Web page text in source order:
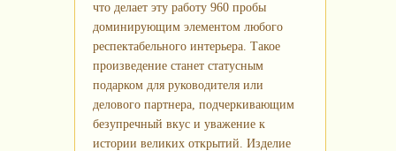
что делает эту работу 960 пробы
доминирующим элементом любого
респектабельного интерьера. Такое
произведение станет статусным
подарком для руководителя или
делового партнера, подчеркивающим
безупречный вкус и уважение к
истории великих открытий. Изделие